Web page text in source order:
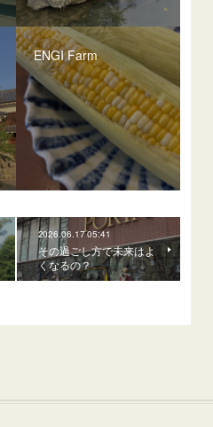
ENGI Farm
2026.06.17 05:41
その過ごし方で未来はよ
くなるの？